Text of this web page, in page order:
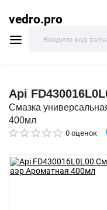
vedro.pro
Api
Смазка
400мл
0 оценок